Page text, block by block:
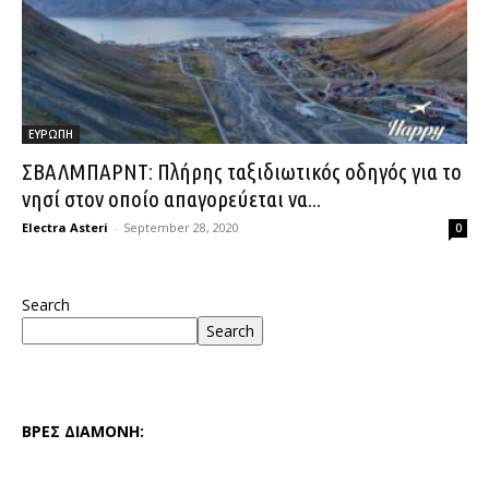
ΕΥΡΩΠΗ
ΣΒΑΛΜΠΑΡΝΤ: Πλήρης ταξιδιωτικός οδηγός για το
νησί στον οποίο απαγορεύεται να...
Electra Asteri - September 28, 2020 0
Search
Search
ΒΡΕΣ ΔΙΑΜΟΝΗ: